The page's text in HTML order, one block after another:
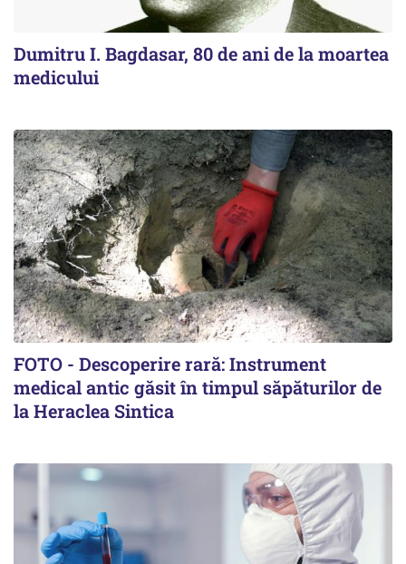
Dumitru I. Bagdasar, 80 de ani de la moartea
medicului
FOTO - Descoperire rară: Instrument
medical antic găsit în timpul săpăturilor de
la Heraclea Sintica